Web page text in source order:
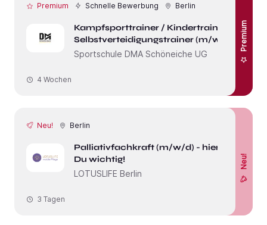
Premium Schnelle Bewerbung Berlin
Kampfsporttrainer / Kindertrainer /
Selbstverteidigungstrainer (m/w/d)
Sportschule DMA Schöneiche UG
Premium
4 Wochen
Neu! Berlin
Palliativfachkraft (m/w/d) - hier bist
Du wichtig!
LOTUSLIFE Berlin
Neu!
3 Tagen